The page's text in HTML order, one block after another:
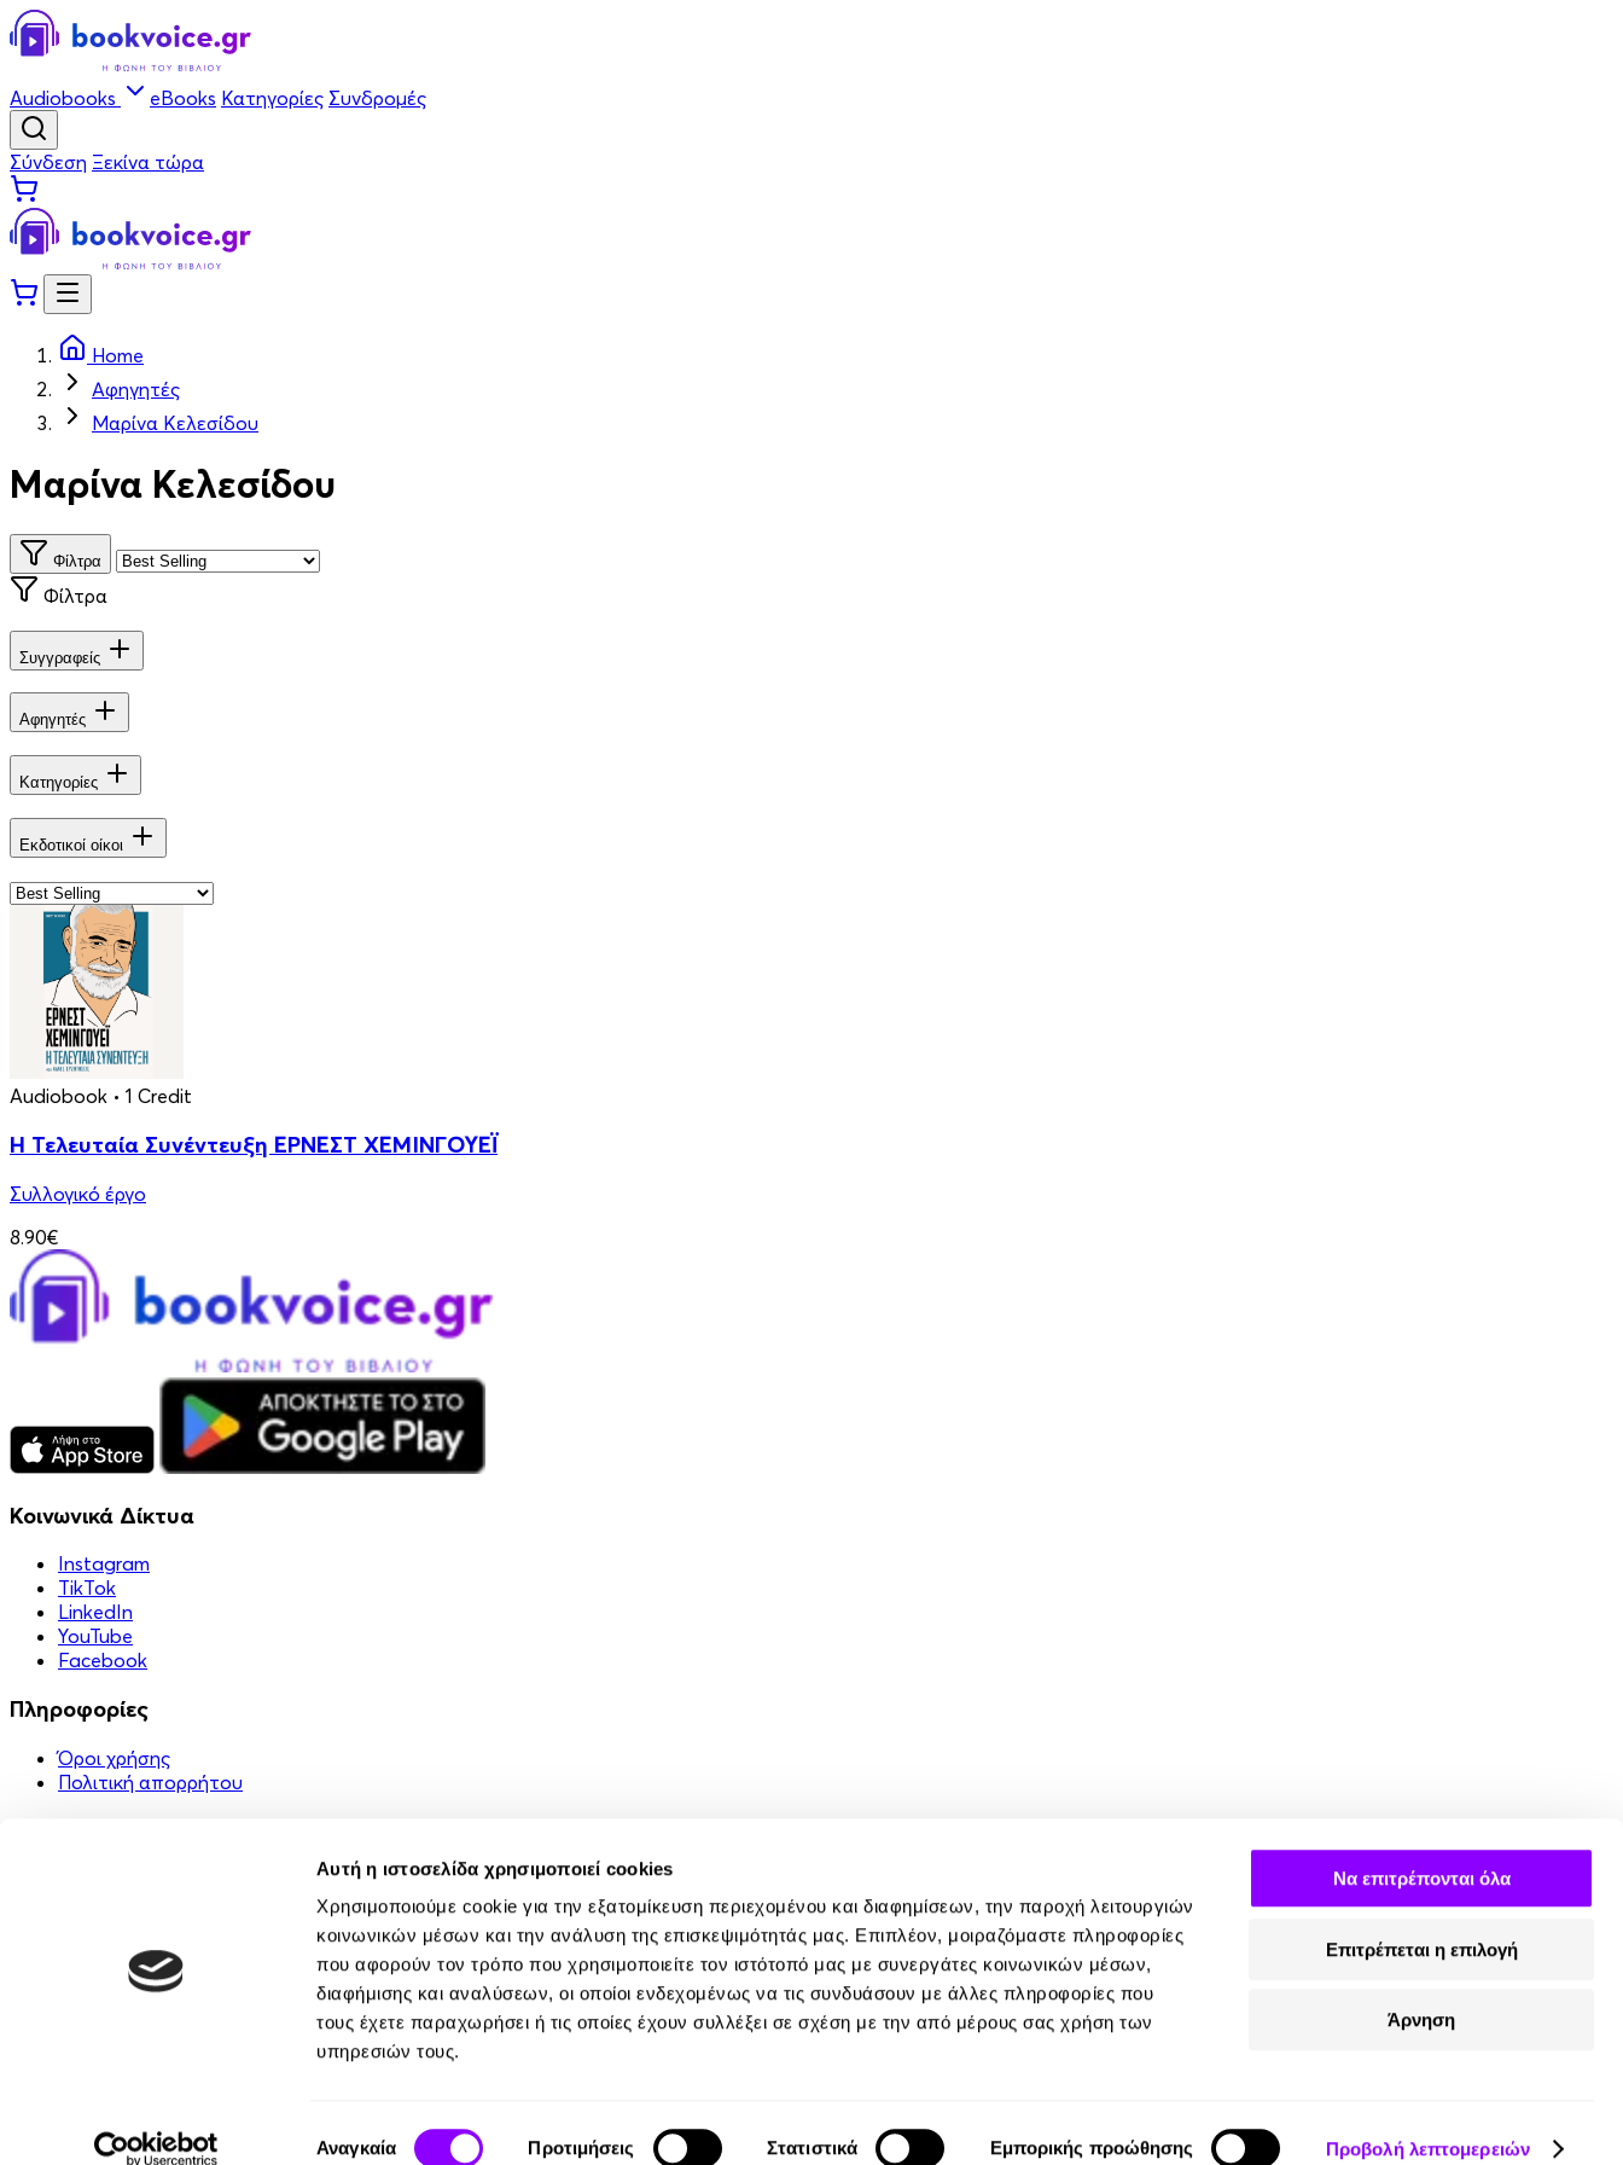
Αυτή η ιστοσελίδα χρησιμοποιεί cookies
Χρησιμοποιούμε cookie για την εξατομίκευση περιεχομένου και διαφημίσεων, την παροχή λειτουργιών
κοινωνικών μέσων και την ανάλυση της επισκεψιμότητάς μας. Επιπλέον, μοιραζόμαστε πληροφορίες
που αφορούν τον τρόπο που χρησιμοποιείτε τον ιστότοπό μας με συνεργάτες κοινωνικών μέσων,
διαφήμισης και αναλύσεων, οι οποίοι ενδεχομένως να τις συνδυάσουν με άλλες πληροφορίες που
τους έχετε παραχωρήσει ή τις οποίες έχουν συλλέξει σε σχέση με την από μέρους σας χρήση των
υπηρεσιών τους.
Αναγκαία Προτιμήσεις Στατιστικά Εμπορικής προώθησης Προβολή λεπτομερειών
Να επιτρέπονται όλα
Επιτρέπεται η επιλογή
Άρνηση
Audiobooks eBooks Κατηγορίες Συνδρομές
Σύνδεση Ξεκίνα τώρα
Home
Αφηγητές
Μαρίνα Κελεσίδου
Μαρίνα Κελεσίδου
Φίλτρα
Φίλτρα
Συγγραφείς
Αφηγητές
Κατηγορίες
Εκδοτικοί οίκοι
Audiobook • 1 Credit
Η Τελευταία Συνέντευξη ΕΡΝΕΣΤ ΧΕΜΙΝΓΟΥΕΪ
Συλλογικό έργο
8.90€
Κοινωνικά Δίκτυα
Instagram
TikTok
LinkedIn
YouTube
Facebook
Πληροφορίες
Όροι χρήσης
Πολιτική απορρήτου
Επικοινωνία
Σχετικά με εμάς